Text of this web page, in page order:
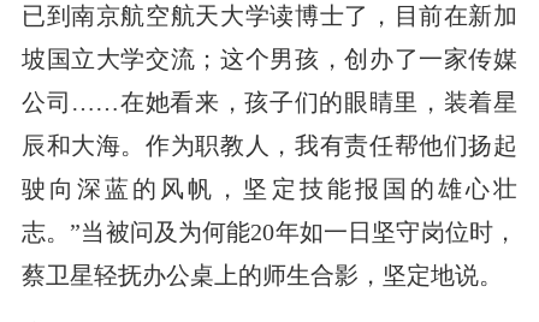
已到南京航空航天大学读博士了，目前在新加
坡国立大学交流；这个男孩，创办了一家传媒
公司……在她看来，孩子们的眼睛里，装着星
辰和大海。作为职教人，我有责任帮他们扬起
驶向深蓝的风帆，坚定技能报国的雄心壮
志。”当被问及为何能20年如一日坚守岗位时，
蔡卫星轻抚办公桌上的师生合影，坚定地说。